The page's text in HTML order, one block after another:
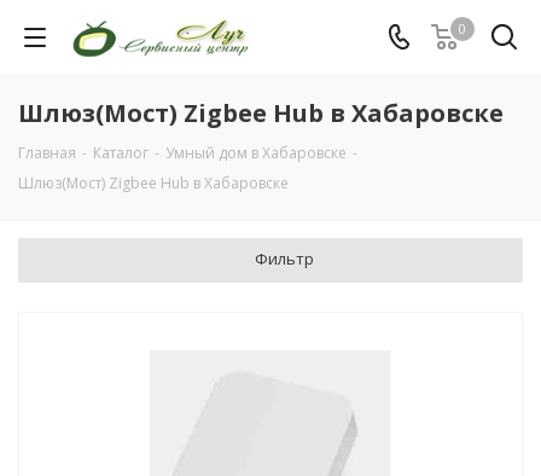
0
Шлюз(Мост) Zigbee Hub в Хабаровске
Главная - Каталог - Умный дом в Хабаровске -
Шлюз(Мост) Zigbee Hub в Хабаровске
Фильтр